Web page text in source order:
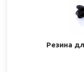
Резина